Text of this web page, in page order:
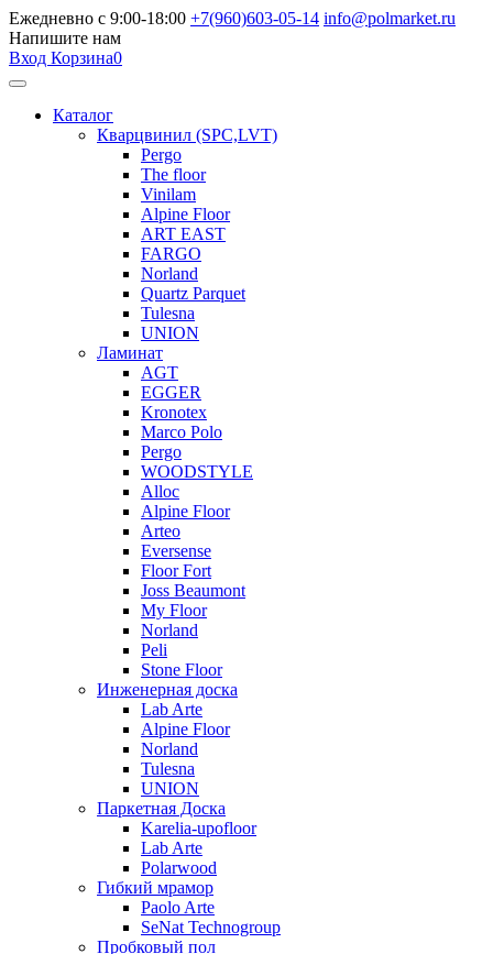
Ежедневно с 9:00-18:00 +7(960)603-05-14 info@polmarket.ru
Напишите нам
Вход Корзина0
Каталог
Кварцвинил (SPC,LVT)
Pergo
The floor
Vinilam
Alpine Floor
ART EAST
FARGO
Norland
Quartz Parquet
Tulesna
UNION
Ламинат
AGT
EGGER
Kronotex
Marco Polo
Pergo
WOODSTYLE
Alloc
Alpine Floor
Arteo
Eversense
Floor Fort
Joss Beaumont
My Floor
Norland
Peli
Stone Floor
Инженерная доска
Lab Arte
Alpine Floor
Norland
Tulesna
UNION
Паркетная Доска
Karelia-upofloor
Lab Arte
Polarwood
Гибкий мрамор
Paolo Arte
SeNat Technogroup
Пробковый пол